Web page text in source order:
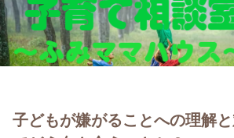
子どもが嫌がることへの理解